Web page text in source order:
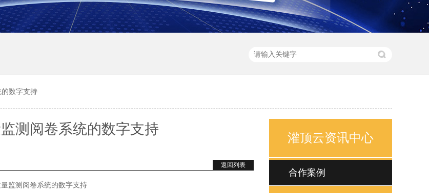
数字支持
测阅卷系统的数字支持
返回列表
监测阅卷系统的数字支持
灌顶云资讯中心
合作案例